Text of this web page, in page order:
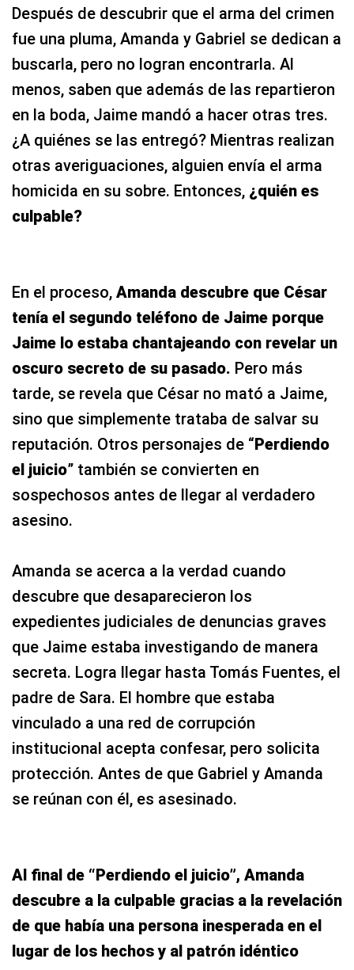
Después de descubrir que el arma del crimen
fue una pluma, Amanda y Gabriel se dedican a
buscarla, pero no logran encontrarla. Al
menos, saben que además de las repartieron
en la boda, Jaime mandó a hacer otras tres.
¿A quiénes se las entregó? Mientras realizan
otras averiguaciones, alguien envía el arma
homicida en su sobre. Entonces, ¿quién es
culpable?
En el proceso, Amanda descubre que César
tenía el segundo teléfono de Jaime porque
Jaime lo estaba chantajeando con revelar un
oscuro secreto de su pasado. Pero más
tarde, se revela que César no mató a Jaime,
sino que simplemente trataba de salvar su
reputación. Otros personajes de “Perdiendo
el juicio” también se convierten en
sospechosos antes de llegar al verdadero
asesino.
Amanda se acerca a la verdad cuando
descubre que desaparecieron los
expedientes judiciales de denuncias graves
que Jaime estaba investigando de manera
secreta. Logra llegar hasta Tomás Fuentes, el
padre de Sara. El hombre que estaba
vinculado a una red de corrupción
institucional acepta confesar, pero solicita
protección. Antes de que Gabriel y Amanda
se reúnan con él, es asesinado.
Al final de “Perdiendo el juicio”, Amanda
descubre a la culpable gracias a la revelación
de que había una persona inesperada en el
lugar de los hechos y al patrón idéntico